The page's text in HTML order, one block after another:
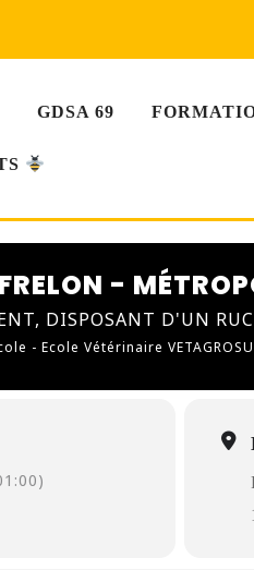
GDSA 69
-
DISPOSANT D'UN
- Ecole Vétérinaire